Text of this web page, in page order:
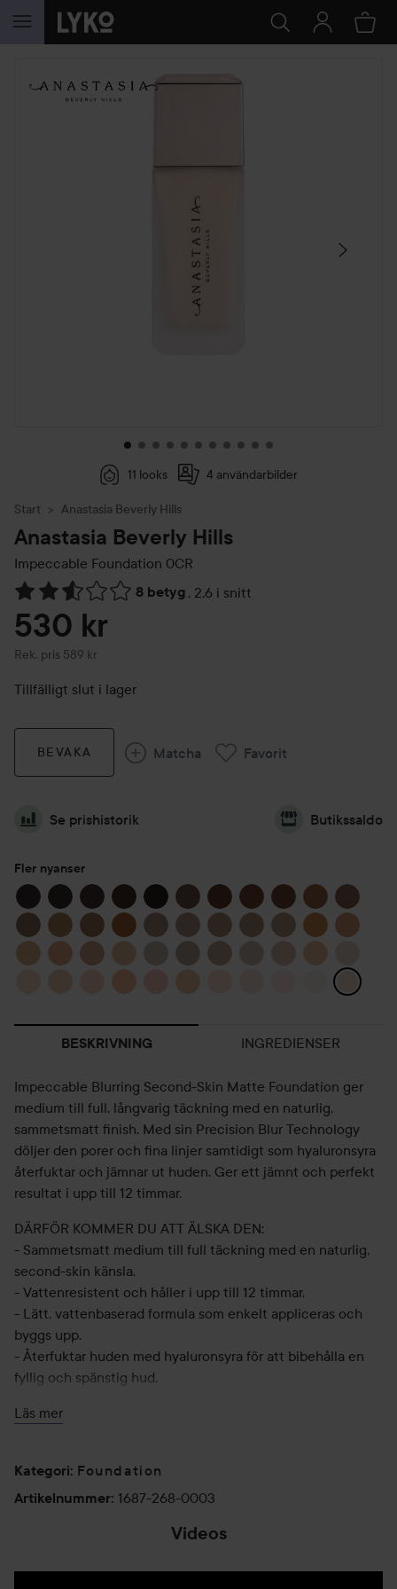
HOPPA TILL INNEHÅLLET
HOPPA ÖVER SEKTIONEN
11 looks 4 användarbilder
Start Anastasia Beverly Hills
Anastasia Beverly Hills
Impeccable Foundation 0CR
8 betyg , 2.6 i snitt
Hoppa till Betyg & kommentarer
530 kr
Rek. pris 589 kr
Rekommenderat pris 589 kr
Tillfälligt slut i lager
BEVAKA Matcha Favorit
Se prishistorik Butikssaldo
Fler nyanser
BESKRIVNING INGREDIENSER
Impeccable Blurring Second-Skin Matte Foundation ger
medium till full, långvarig täckning med en naturlig,
sammetsmatt finish. Med sin Precision Blur Technology
döljer den porer och fina linjer samtidigt som hyaluronsyra
återfuktar och jämnar ut huden. Ger ett jämnt och perfekt
resultat i upp till 12 timmar.
DÄRFÖR KOMMER DU ATT ÄLSKA DEN:
- Sammetsmatt medium till full täckning med en naturlig,
second-skin känsla.
- Vattenresistent och håller i upp till 12 timmar.
- Lätt, vattenbaserad formula som enkelt appliceras och
byggs upp.
- Återfuktar huden med hyaluronsyra för att bibehålla en
fyllig och spänstig hud.
rynkor.
blemmor.
- Non-slip formula som inte smälter, separerar eller lägger
sig i linjer.
- Idealisk för alla hudtyper – särskilt fet och oljig hud.
- Cruelty-free och vegansk.
Läs mer
Kategori: Foundation
Artikelnummer: 1687-268-0003
Videos